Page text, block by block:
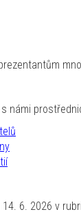
námi
6. 2026 v